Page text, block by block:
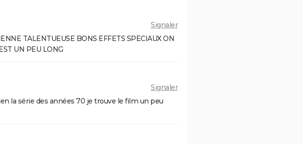
Signaler
TALENTUEUSE BONS EFFETS SPECIAUX ON
UN PEU LONG
Signaler
la série des années 70 je trouve le film un peu